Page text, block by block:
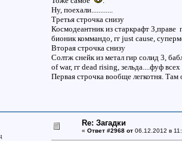
Ну, поехали............
Третья строчка снизу
Космодеантник из старкрафт 3,праве
бионик коммандо, гг just cause,
Вторая строчка снизу
Солтж снейк из метал гир солид 3,
of war, гг dead rising, зельда....фуф
Первая строчка вообще легкотня. Там
Re: Загадки
« Ответ #2968 от06.12.2012 в